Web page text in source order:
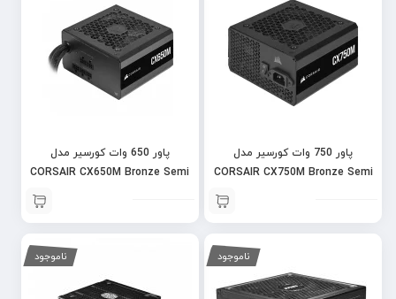
پاور 750 وات کورسیر مدل
CORSAIR CX750M Bronze Semi
پاور 650 وات کورسیر مدل
CORSAIR CX650M Bronze Semi
ناموجود ناموجود